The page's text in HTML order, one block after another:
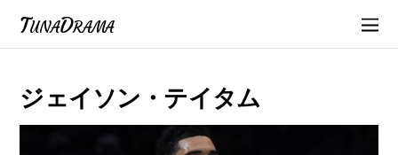
TunaDrama
ジェイソン・テイタム